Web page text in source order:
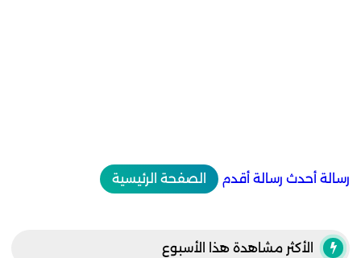
رسالة أحدث رسالة أقدم الصفحة الرئيسية
الأكثر مشاهدة هذا الأسبوع